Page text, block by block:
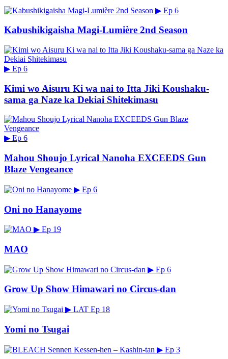
▶ Ep 6
Kabushikigaisha Magi-Lumière 2nd Season
▶ Ep 6
Kimi wo Aisuru Ki wa nai to Itta Jiki Koushaku-
sama ga Naze ka Dekiai Shitekimasu
▶ Ep 6
Mahou Shoujo Lyrical Nanoha EXCEEDS Gun
Blaze Vengeance
▶ Ep 6
Oni no Hanayome
▶ Ep 19
MAO
▶ Ep 6
Grow Up Show Himawari no Circus-dan
▶ LAT Ep 18
Yomi no Tsugai
▶ Ep 3